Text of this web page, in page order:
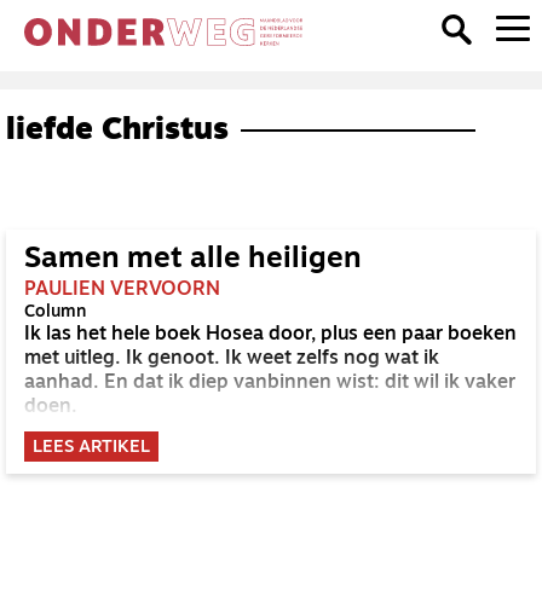
liefde Christus
Samen met alle heiligen
PAULIEN VERVOORN
Column
Ik las het hele boek Hosea door, plus een paar boeken
met uitleg. Ik genoot. Ik weet zelfs nog wat ik
aanhad. En dat ik diep vanbinnen wist: dit wil ik vaker
doen.
LEES ARTIKEL